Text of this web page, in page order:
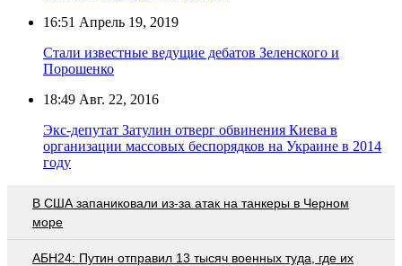
16:51 Апрель 19, 2019
Стали известные ведущие дебатов Зеленского и
Порошенко
18:49 Авг. 22, 2016
Экс-депутат Затулин отверг обвинения Киева в
организации массовых беспорядков на Украине в 2014
году
В США запаниковали из-за атак на танкеры в Черном
море
АБН24: Путин отправил 13 тысяч военных туда, где их